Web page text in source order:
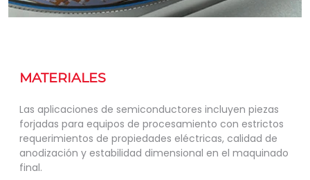
MATERIALES
Las aplicaciones de semiconductores incluyen piezas
forjadas para equipos de procesamiento con estrictos
requerimientos de propiedades eléctricas, calidad de
anodización y estabilidad dimensional en el maquinado
final.